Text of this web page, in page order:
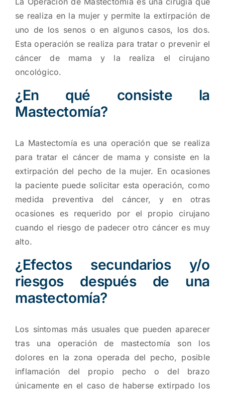
se realiza en la mujer y permite la extirpación de
uno de los senos o en algunos casos, los dos.
Esta operación se realiza para tratar o prevenir el
cáncer de mama y la realiza el cirujano
oncológico.
¿En qué consiste la
Mastectomía?
La Mastectomía es una operación que se realiza
para tratar el cáncer de mama y consiste en la
extirpación del pecho de la mujer. En ocasiones
la paciente puede solicitar esta operación, como
medida preventiva del cáncer, y en otras
ocasiones es requerido por el propio cirujano
cuando el riesgo de padecer otro cáncer es muy
alto.
¿Efectos secundarios y/o
riesgos después de una
mastectomía?
Los síntomas más usuales que pueden aparecer
tras una operación de mastectomía son los
dolores en la zona operada del pecho, posible
inflamación del propio pecho o del brazo
únicamente en el caso de haberse extirpado los